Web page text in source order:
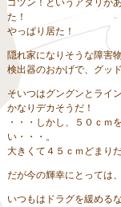
ゴツン！というアタリが
た！
やっぱり居た！
隠れ家になりそうな障害
検出器のおかげで、グッ
そいつはグングンとライ
かなりデカそうだ！
・・・しかし、５０ｃｍ
い・・・。
大きくて４５ｃｍどまり
だが今の輝幸にとっては
いつもはドラグを緩める